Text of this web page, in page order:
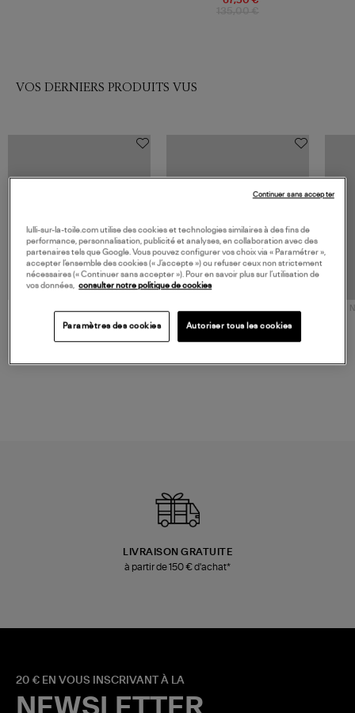
VOS DERNIERS PRODUITS VUS
JEROME DREYFUSS TORAL
LIVRAISON GRATUITE
à partir de 150 € d'achat*
20 € EN VOUS INSCRIVANT À LA
lulli-sur-la-toile.com utilise des cookies et technologies similaires à des fins de
performance, personnalisation, publicité et analyses, en collaboration avec des
partenaires tels que Google. Vous pouvez configurer vos choix via « Paramétrer »,
accepter l’ensemble des cookies (« J’accepte ») ou refuser ceux non strictement
nécessaires (« Continuer sans accepter »). Pour en savoir plus sur l’utilisation de
vos données, consulter notre politique de cookies
Paramètres des cookies Autoriser tous les cookies
Continuer sans accepter